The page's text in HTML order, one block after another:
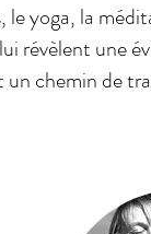
le yoga, la
révèlent une
chemin de